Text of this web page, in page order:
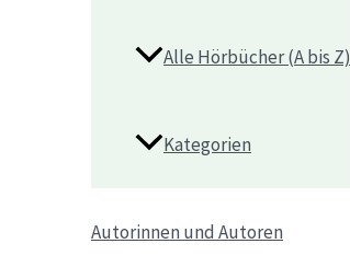
Alle Hörbücher (A bis Z)
Kategorien
Autorinnen und Autoren